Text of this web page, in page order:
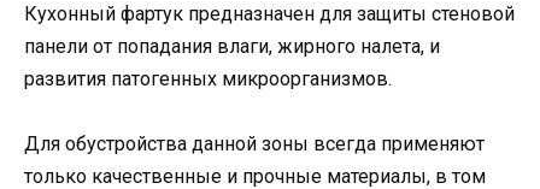
Кухонный фартук предназначен для защиты стеновой
панели от попадания влаги, жирного налета, и
развития патогенных микроорганизмов.
Для обустройства данной зоны всегда применяют
только качественные и прочные материалы, в том